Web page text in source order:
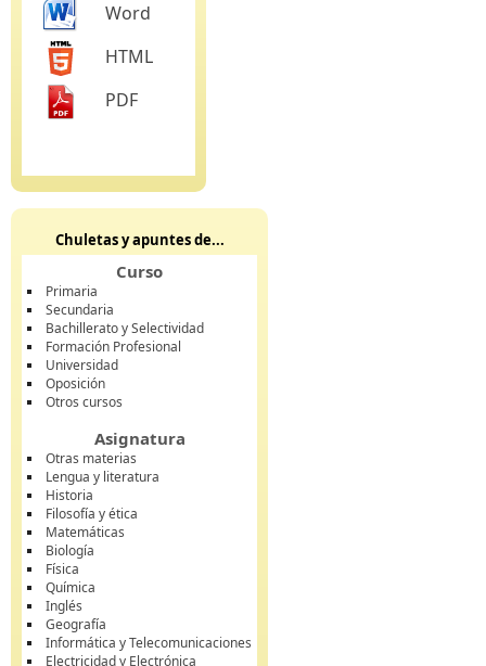
Word
HTML
PDF
Chuletas y apuntes de...
Curso
Primaria
Secundaria
Bachillerato y Selectividad
Formación Profesional
Universidad
Oposición
Otros cursos
Asignatura
Otras materias
Lengua y literatura
Historia
Filosofía y ética
Matemáticas
Biología
Física
Química
Inglés
Geografía
Informática y Telecomunicaciones
Electricidad y Electrónica